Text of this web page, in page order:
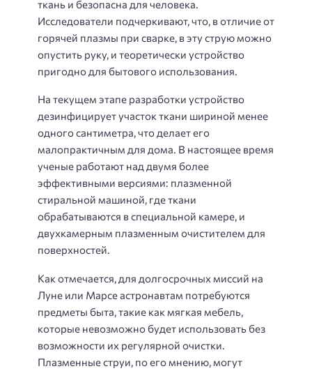
ткань и безопасна для человека.
Исследователи подчеркивают, что, в отличие от
горячей плазмы при сварке, в эту струю можно
опустить руку, и теоретически устройство
пригодно для бытового использования.
На текущем этапе разработки устройство
дезинфицирует участок ткани шириной менее
одного сантиметра, что делает его
малопрактичным для дома. В настоящее время
ученые работают над двумя более
эффективными версиями: плазменной
стиральной машиной, где ткани
обрабатываются в специальной камере, и
двухкамерным плазменным очистителем для
поверхностей.
Как отмечается, для долгосрочных миссий на
Луне или Марсе астронавтам потребуются
предметы быта, такие как мягкая мебель,
которые невозможно будет использовать без
возможности их регулярной очистки.
Плазменные струи, по его мнению, могут